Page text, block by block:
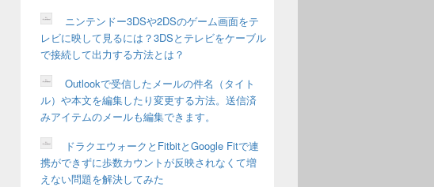
ニンテンドー3DSや2DSのゲーム画面をテ
レビに映して見るには？3DSとテレビをケーブル
で接続して出力する方法とは？
Outlookで受信したメールの件名（タイト
ル）や本文を編集したり変更する方法。送信済
みアイテムのメールも編集できます。
ドラクエウォークとFitbitとGoogle Fitで連
携ができずに歩数カウントが反映されなくて増
えない問題を解決してみた